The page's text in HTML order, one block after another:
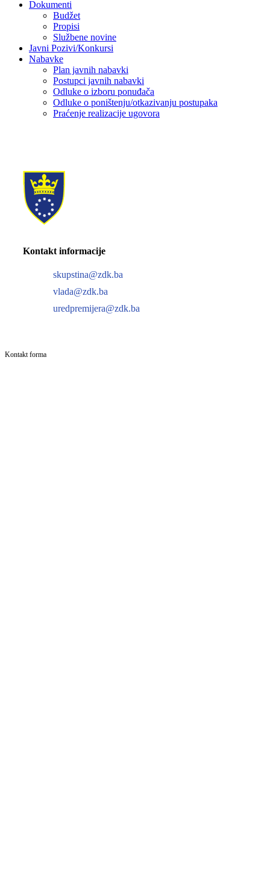
Dokumenti
Budžet
Propisi
Službene novine
Javni Pozivi/Konkursi
Nabavke
Plan javnih nabavki
Postupci javnih nabavki
Odluke o izboru ponuđača
Odluke o poništenju/otkazivanju postupaka
Praćenje realizacije ugovora
Kontakt informacije
skupstina@zdk.ba
vlada@zdk.ba
uredpremijera@zdk.ba
Kontakt forma